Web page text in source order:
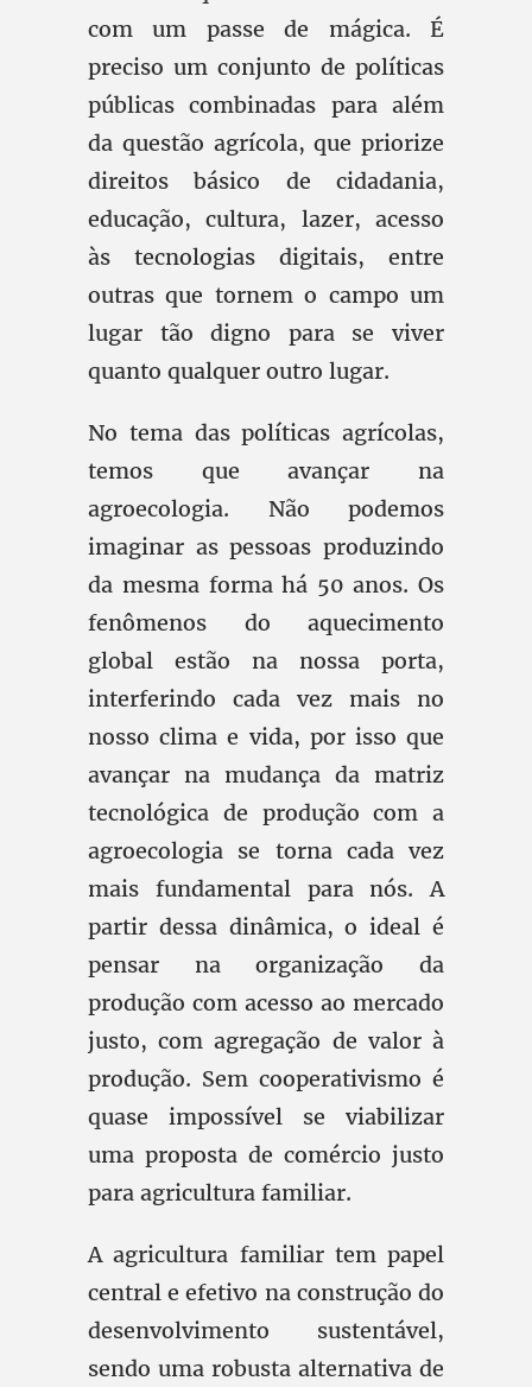
com um passe de mágica. É
preciso um conjunto de políticas
públicas combinadas para além
da questão agrícola, que priorize
direitos básico de cidadania,
educação, cultura, lazer, acesso
às tecnologias digitais, entre
outras que tornem o campo um
lugar tão digno para se viver
quanto qualquer outro lugar.
No tema das políticas agrícolas,
temos que avançar na
agroecologia. Não podemos
imaginar as pessoas produzindo
da mesma forma há 50 anos. Os
fenômenos do aquecimento
global estão na nossa porta,
interferindo cada vez mais no
nosso clima e vida, por isso que
avançar na mudança da matriz
tecnológica de produção com a
agroecologia se torna cada vez
mais fundamental para nós. A
partir dessa dinâmica, o ideal é
pensar na organização da
produção com acesso ao mercado
justo, com agregação de valor à
produção. Sem cooperativismo é
quase impossível se viabilizar
uma proposta de comércio justo
para agricultura familiar.
A agricultura familiar tem papel
central e efetivo na construção do
desenvolvimento sustentável,
sendo uma robusta alternativa de